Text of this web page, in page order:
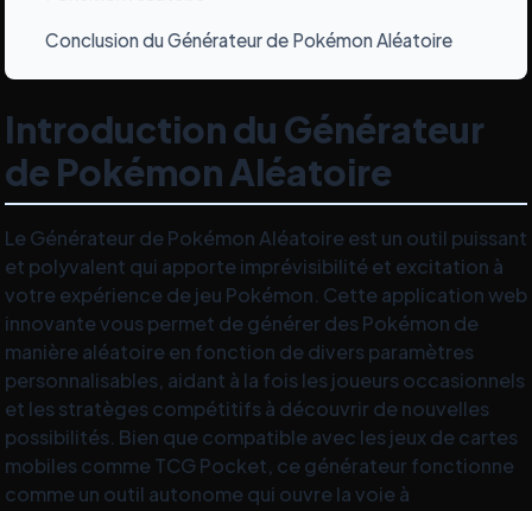
Conclusion du Générateur de Pokémon Aléatoire
Introduction du Générateur
de Pokémon Aléatoire
Le Générateur de Pokémon Aléatoire est un outil puissant
et polyvalent qui apporte imprévisibilité et excitation à
votre expérience de jeu Pokémon. Cette application web
innovante vous permet de générer des Pokémon de
manière aléatoire en fonction de divers paramètres
personnalisables, aidant à la fois les joueurs occasionnels
et les stratèges compétitifs à découvrir de nouvelles
possibilités. Bien que compatible avec les jeux de cartes
mobiles comme TCG Pocket, ce générateur fonctionne
comme un outil autonome qui ouvre la voie à